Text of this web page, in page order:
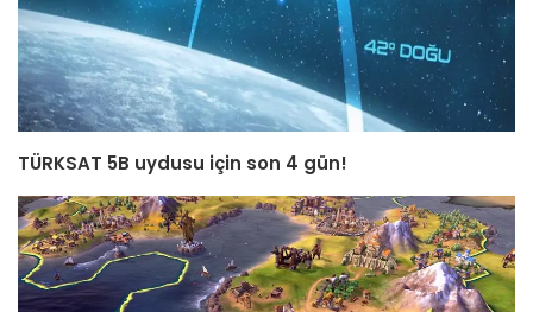
TÜRKSAT 5B uydusu için son 4 gün!